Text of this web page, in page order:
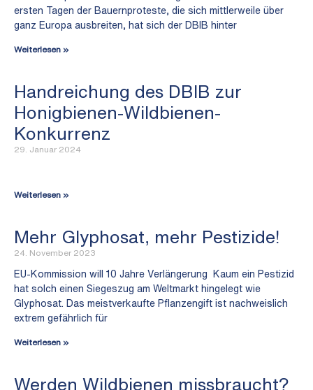
ersten Tagen der Bauernproteste, die sich mittlerweile über
ganz Europa ausbreiten, hat sich der DBIB hinter
Weiterlesen »
Handreichung des DBIB zur
Honigbienen-Wildbienen-
Konkurrenz
29. Januar 2024
Weiterlesen »
Mehr Glyphosat, mehr Pestizide!
24. November 2023
EU-Kommission will 10 Jahre Verlängerung Kaum ein Pestizid
hat solch einen Siegeszug am Weltmarkt hingelegt wie
Glyphosat. Das meistverkaufte Pflanzengift ist nachweislich
extrem gefährlich für
Weiterlesen »
Werden Wildbienen missbraucht?